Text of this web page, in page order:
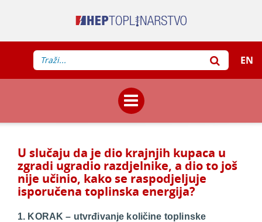
EN
U slučaju da je dio krajnjih kupaca u
zgradi ugradio razdjelnike, a dio to još
nije učinio, kako se raspodjeljuje
isporučena toplinska energija?
1. KORAK – utvrđivanje količine toplinske